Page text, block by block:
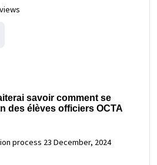
savoir comment se
des élèves officiers OCTA
process 23 December, 2024